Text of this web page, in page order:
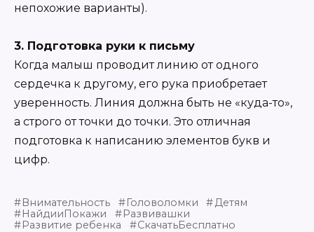
непохожие варианты).
3. Подготовка руки к письму
Когда малыш проводит линию от одного
сердечка к другому, его рука приобретает
уверенность. Линия должна быть не «куда-то»,
а строго от точки до точки. Это отличная
подготовка к написанию элементов букв и
цифр.
Внимательность Головоломки
Детям
НайдииПокажи
Развивашки
Развитие ребенка
СкачатьБесплатно